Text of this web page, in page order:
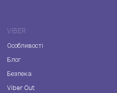
VIBER
Особливості
Блог
Безпека
Viber Out